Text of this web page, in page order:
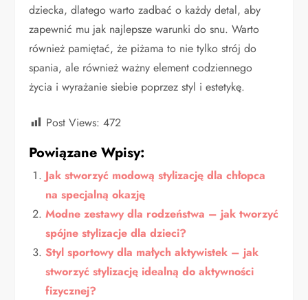
dziecka, dlatego warto zadbać o każdy detal, aby
zapewnić mu jak najlepsze warunki do snu. Warto
również pamiętać, że piżama to nie tylko strój do
spania, ale również ważny element codziennego
życia i wyrażanie siebie poprzez styl i estetykę.
Post Views: 472
Powiązane Wpisy:
Jak stworzyć modową stylizację dla chłopca
na specjalną okazję
Modne zestawy dla rodzeństwa – jak tworzyć
spójne stylizacje dla dzieci?
Styl sportowy dla małych aktywistek – jak
stworzyć stylizację idealną do aktywności
fizycznej?